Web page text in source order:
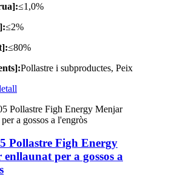
≤1,0%
≤2%
≤80%
Pollastre i subproductes, Peix
Pollastre Figh Energy
per a gossos a